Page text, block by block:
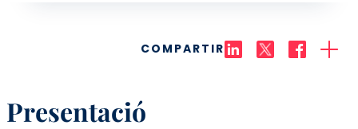
COMPARTIR
Presentació